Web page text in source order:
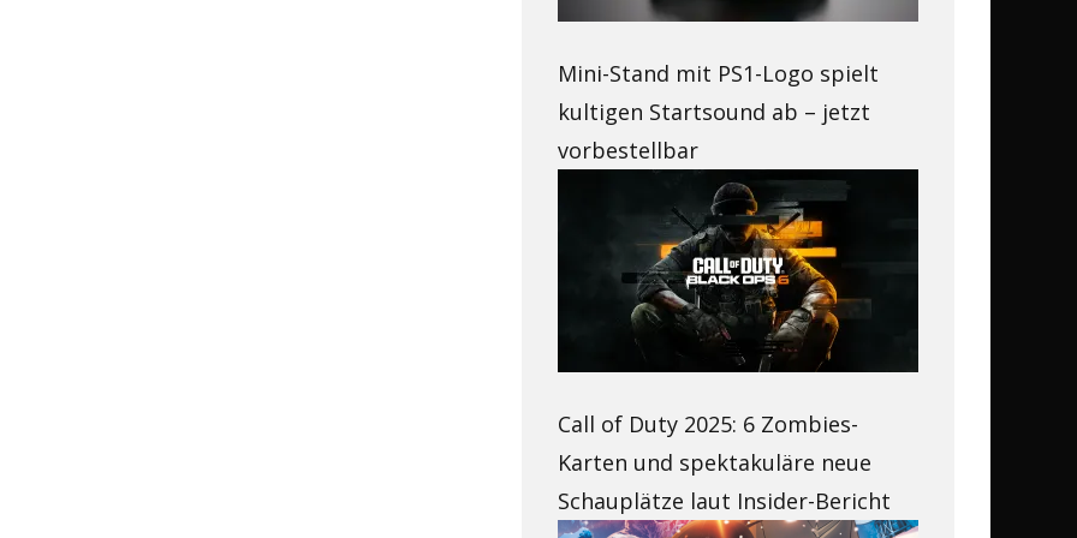
Mini-Stand mit PS1-Logo spielt
kultigen Startsound ab – jetzt
vorbestellbar
Call of Duty 2025: 6 Zombies-
Karten und spektakuläre neue
Schauplätze laut Insider-Bericht